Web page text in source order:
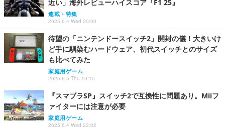
近い」海外レビューハイスコア『F1 25』
連載・特集
2025.6.4 Wed 20:00
待望の「ニンテンドースイッチ2」開封の儀！大きいけ
ど手に馴染むハードウェア、初代スイッチとのサイズ
も比べてみた
家庭用ゲーム
2025.6.5 Thu 10:15
『スマブラSP』スイッチ2で互換性に問題あり。Miiフ
ァイターには注意が必要
家庭用ゲーム
2025.6.4 Wed 22:02